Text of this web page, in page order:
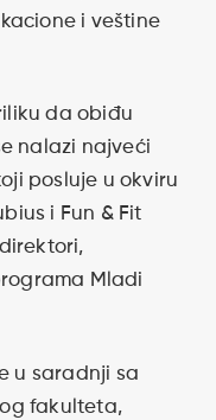
i veštine
da obiđu
nalazi najveći
posluje u okviru
i Fun & Fit
Mladi
u saradnji sa
fakulteta,